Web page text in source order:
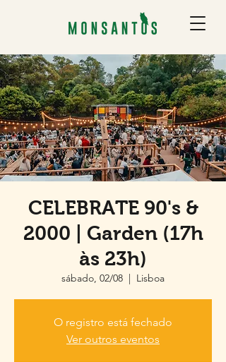
CELEBRATE 90's &
2000 | Garden (17h
às 23h)
sábado, 02/08
  |
Lisboa
O registro está fechado
Ver outros eventos